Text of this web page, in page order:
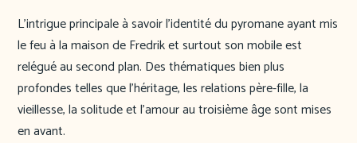
L’intrigue principale à savoir l’identité du pyromane ayant mis
le feu à la maison de Fredrik et surtout son mobile est
relégué au second plan. Des thématiques bien plus
profondes telles que l’héritage, les relations père-fille, la
vieillesse, la solitude et l’amour au troisième âge sont mises
en avant.